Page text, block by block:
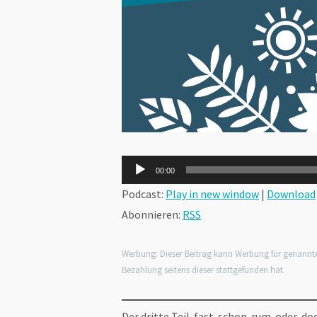
Audio-
Player
00:00
Podcast: Play in new window | Download
Abonnieren: RSS
Werbung: Dieser Beitrag kann Werbung für
Bezahlung seitens dieser stattgefunden hat.